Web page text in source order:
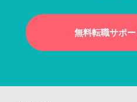
無料転職サポ